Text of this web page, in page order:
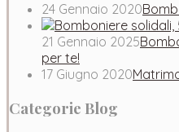
24 Gennaio 2020
21 Gennaio 2025
per te!
17 Giugno 2020
Categorie Blog